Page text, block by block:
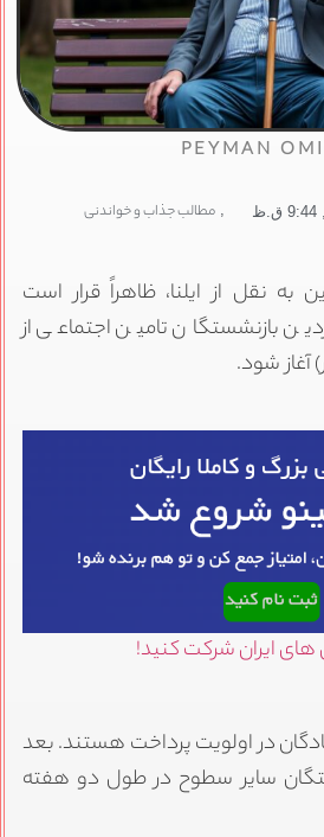
PEYMAN
9:44 ق.ظ , مطالب جذاب و خواندنی
به نقل از ایلنا، ظاهراً قرار است
بازنشستگان تامین اجتماعی از
آغاز شود.
ایران شرکت کنید!
در اولویت پرداخت هستند. بعد
سایر سطوح در طول دو هفته